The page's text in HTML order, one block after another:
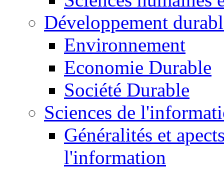
Développement
Environnement
Economie Durable
Société Durable
Sciences de
Généralités et
l'information